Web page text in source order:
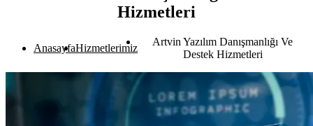
Hizmetleri
AnasayfaHizmetlerimiz
Artvin Yazılım Danışmanlığı Ve
Destek Hizmetleri